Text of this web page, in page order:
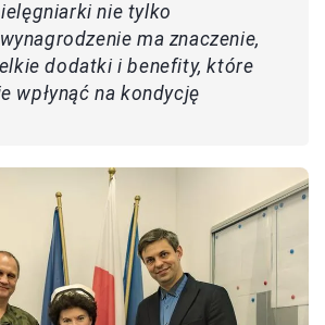
nie tylko
ma znaczenie,
dodatki i benefity, które
wpłynąć na kondycję